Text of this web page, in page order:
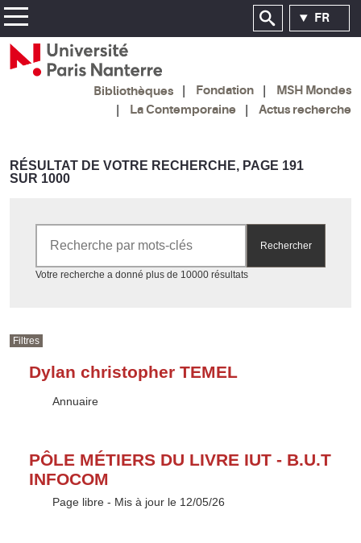
FR
Bibliothèques Fondation
MSH Mondes
La Contemporaine
Actus recherche
RÉSULTAT DE VOTRE RECHERCHE, PAGE 191
SUR 1000
Rechercher
Votre recherche a donné plus de 10000 résultatsAccéder aux résultats
Filtres
Dylan christopher TEMEL
Type :
Annuaire
PÔLE MÉTIERS DU LIVRE IUT - B.U.T
INFOCOM
Type :
Page libre - Mis à jour le 12/05/26